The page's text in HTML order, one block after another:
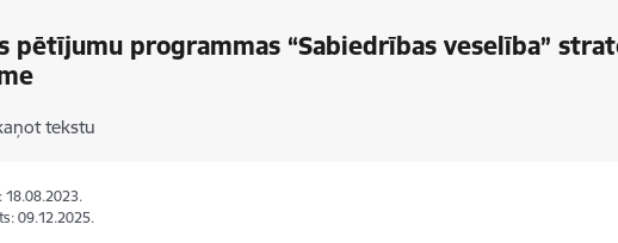
pētījumu programmas “Sabiedrības veselība”
tekstu
18.08.2023.
09.12.2025.